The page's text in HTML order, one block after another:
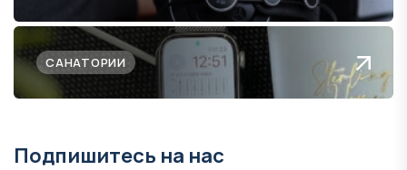
САНАТОРИИ
Подпишитесь на нас